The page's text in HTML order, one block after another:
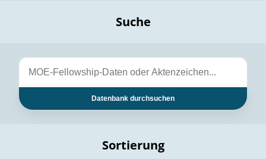
Suche
Datenbank durchsuchen
Sortierung